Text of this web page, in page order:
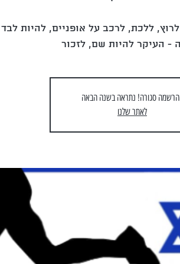
ללכת, לרכב על אופניים, להיות
- העיקר להיות שם, לזכור
סגורה! נתראה בשנה הבאה
לאתר שלנו